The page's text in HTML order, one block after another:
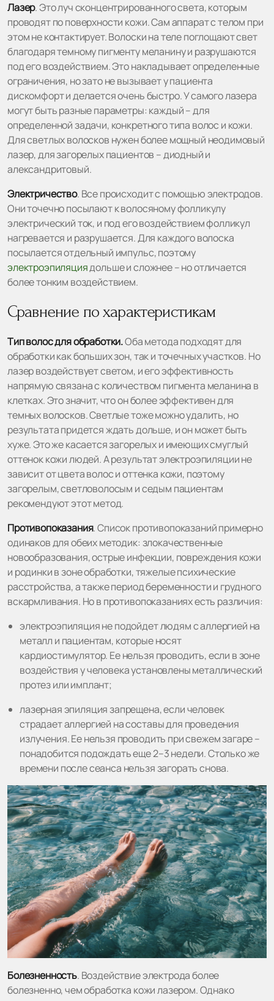
Лазер. Это луч сконцентрированного света, которым
проводят по поверхности кожи. Сам аппарат с телом при
этом не контактирует. Волоски на теле поглощают свет
благодаря темному пигменту меланину и разрушаются
под его воздействием. Это накладывает определенные
ограничения, но зато не вызывает у пациента
дискомфорт и делается очень быстро. У самого лазера
могут быть разные параметры: каждый – для
определенной задачи, конкретного типа волос и кожи.
Для светлых волосков нужен более мощный неодимовый
лазер, для загорелых пациентов – диодный и
александритовый.
Электричество. Все происходит с помощью электродов.
Они точечно посылают к волосяному фолликулу
электрический ток, и под его воздействием фолликул
нагревается и разрушается. Для каждого волоска
посылается отдельный импульс, поэтому
электроэпиляциядольше и сложнее – но отличается
более тонким воздействием.
Сравнение по характеристикам
Тип волос для обработки.Оба метода подходят для
обработки как больших зон, так и точечных участков. Но
лазер воздействует светом, и его эффективность
напрямую связана с количеством пигмента меланина в
клетках. Это значит, что он более эффективен для
темных волосков. Светлые тоже можно удалить, но
результата придется ждать дольше, и он может быть
хуже. Это же касается загорелых и имеющих смуглый
оттенок кожи людей. А результат электроэпиляции не
зависит от цвета волос и оттенка кожи, поэтому
загорелым, светловолосым и седым пациентам
рекомендуют этот метод.
Противопоказания. Список противопоказаний примерно
одинаков для обеих методик: злокачественные
новообразования, острые инфекции, повреждения кожи
и родинки в зоне обработки, тяжелые психические
расстройства, а также период беременности и грудного
вскармливания. Но в противопоказаниях есть различия:
электроэпиляция не подойдет людям с аллергией на
металл и пациентам, которые носят
кардиостимулятор. Ее нельзя проводить, если в зоне
воздействия у человека установлены металлический
протез или имплант;
лазерная эпиляция запрещена, если человек
страдает аллергией на составы для проведения
излучения. Ее нельзя проводить при свежем загаре –
понадобится подождать еще 2–3 недели. Столько же
времени после сеанса нельзя загорать снова.
Болезненность. Воздействие электрода более
болезненно, чем обработка кожи лазером. Однако